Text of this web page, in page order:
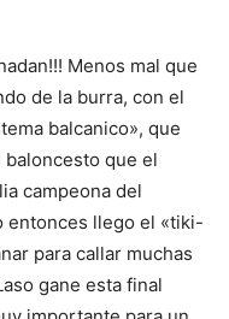
Menos mal que
de la burra, con el
balcanico», que
baloncesto que el
campeona del
entonces llego el «tiki-
para callar muchas
gane esta final